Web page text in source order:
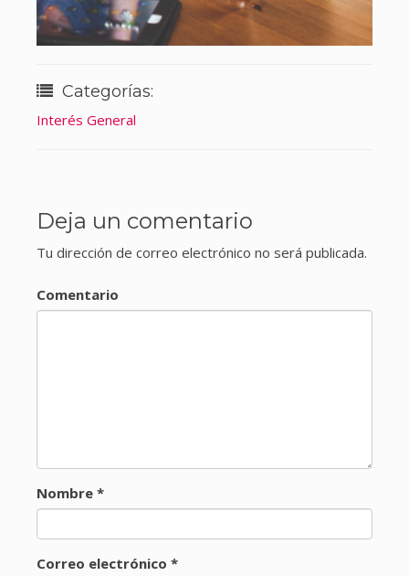
Categorías:
Interés General
Deja un comentario
Tu dirección de correo electrónico no será publicada.
Comentario
Nombre *
Correo electrónico *